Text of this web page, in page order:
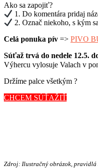
Ako sa zapojiť?
1. Do komentára pridaj
2. Označ niekoho, s kým
Celá ponuka pív => PIVO
Súťaž trvá do nedele 12.5.
Výhercu vylosuje Valach v
Držíme palce všetkým ?
CHCEM SÚŤAŽIŤ
Zdroj: Ilustračný obrázok, pravidlá